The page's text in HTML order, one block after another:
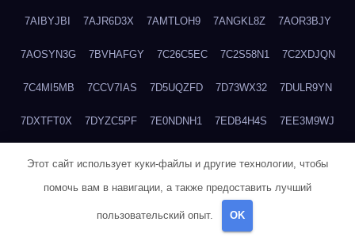
7AIBYJBI 7AJR6D3X 7AMTLOH9 7ANGKL8Z 7AOR3BJY
7AOSYN3G 7BVHAFGY 7C26C5EC 7C2S58N1 7C2XDJQN
7C4MI5MB 7CCV7IAS 7D5UQZFD 7D73WX32 7DULR9YN
7DXTFT0X 7DYZC5PF 7E0NDNH1 7EDB4H4S 7EE3M9WJ
7FKTW3MA 7FRYD8I9 7FX48QP3 7GDV0B8J 7GER99GF
7H8LPLGJ 7I854907 7IAYUF4X
Этот сайт использует куки-файлы и другие технологии, чтобы
помочь вам в навигации, а также предоставить лучший
пользовательский опыт. OK